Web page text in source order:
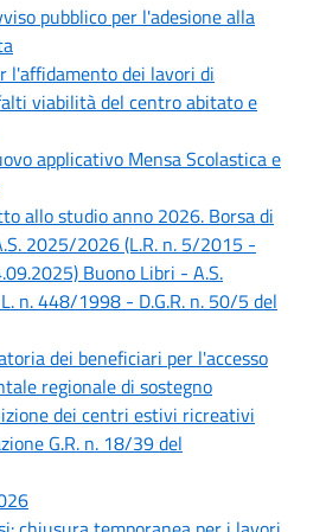
pubblico per l'adesione alla
l'affidamento dei lavori di
viabilità del centro abitato e
applicativo Mensa Scolastica e
allo studio anno 2026. Borsa di
2025/2026 (L.R. n. 5/2015 -
Buono Libri - A.S.
n. 448/1998 - D.G.R. n. 50/5 del
dei beneficiari per l'accesso
regionale di sostegno
dei centri estivi ricreativi
G.R. n. 18/39 del